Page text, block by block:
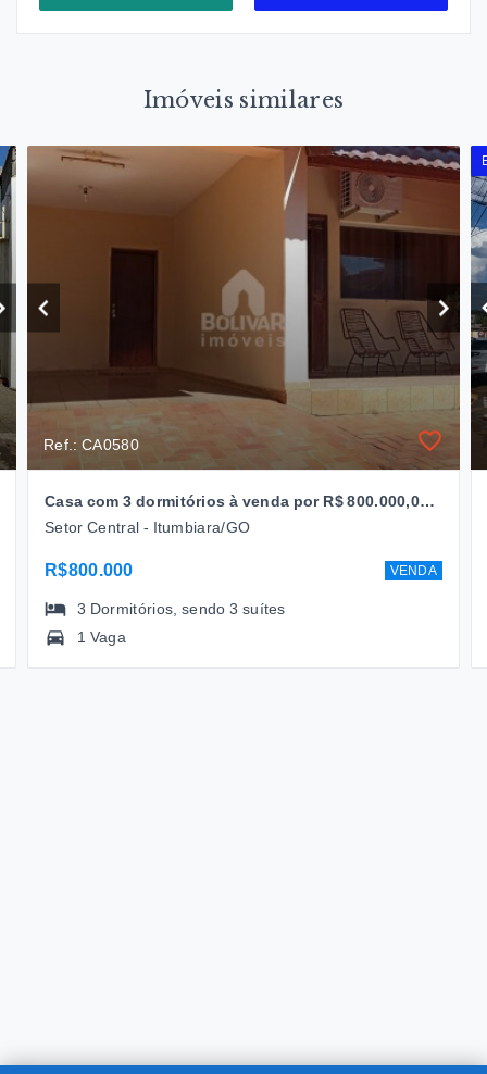
Imóveis similares
Ref.: CA0580
Casa com 3 dormitórios à venda por R$ 800.000,00 - Setor Central - Itumbiara/GO
Setor Central - Itumbiara/GO
R$800.000 VENDA
3 Dormitórios , sendo3 suítes
1 Vaga